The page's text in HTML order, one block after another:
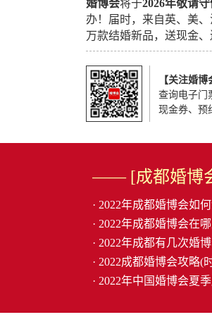
婚博会将于2026年敬请
办！届时，来自英、美
万款结婚新品，送现金
【关注婚
查询电子门
现金券、
—— [成都婚博
· 2022年成都婚博会如
· 2022年成都婚博会在哪
· 2022年成都有几次婚
· 2022成都婚博会攻略(
· 2022年中国婚博会夏